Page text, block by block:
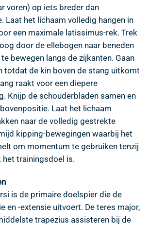
voren) op iets breder dan
Laat het lichaam volledig hangen in
een maximale latissimus-rek. Trek
door de ellebogen naar beneden
bewegen langs de zijkanten. Gaan
totdat de kin boven de stang uitkomt
raakt voor een diepere
Knijp de schouderbladen samen en
Laat het lichaam
naar de volledig gestrekte
kipping-bewegingen waarbij het
om momentum te gebruiken tenzij
trainingsdoel is.
is de primaire doelspier die de
en -extensie uitvoert. De teres major,
trapezius assisteren bij de